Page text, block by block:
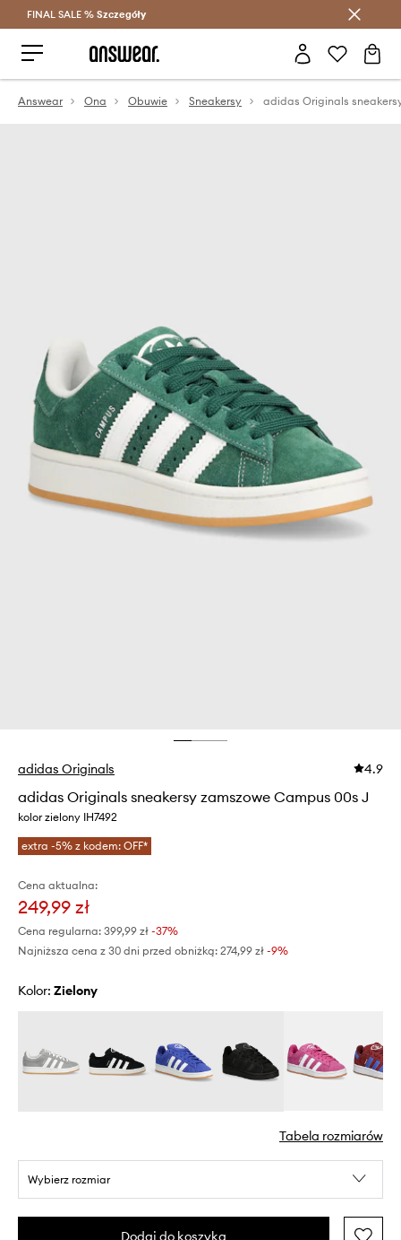
Oszczędzaj z Answear Club >
FINAL SALE % Szczegóły
Answear Ona Obuwie Sneakersy
adidas Originals 4.9
adidas Originals sneakersy zamszowe Campus 00s J
kolor zielony IH7492
extra -5% z kodem: OFF*
Cena aktualna:
249,99 zł
Cena regularna: 399,99 zł -37%
Najniższa cena z 30 dni przed obniżką: 274,99 zł -9%
Kolor: zielony
Tabela rozmiarów
Wybierz rozmiar
Dodaj do koszyka